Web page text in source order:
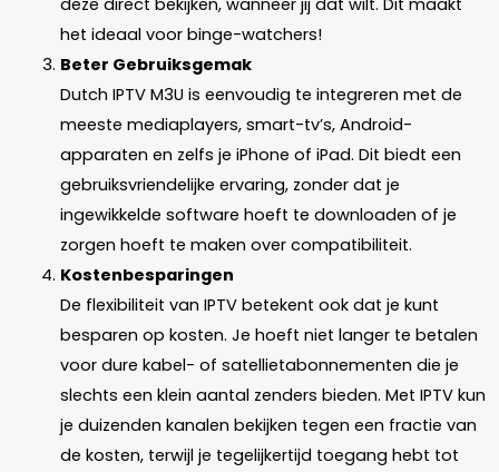
deze direct bekijken, wanneer jij dat wilt. Dit maakt
het ideaal voor binge-watchers!
Beter Gebruiksgemak
Dutch IPTV M3U is eenvoudig te integreren met de
meeste mediaplayers, smart-tv’s, Android-
apparaten en zelfs je iPhone of iPad. Dit biedt een
gebruiksvriendelijke ervaring, zonder dat je
ingewikkelde software hoeft te downloaden of je
zorgen hoeft te maken over compatibiliteit.
Kostenbesparingen
De flexibiliteit van IPTV betekent ook dat je kunt
besparen op kosten. Je hoeft niet langer te betalen
voor dure kabel- of satellietabonnementen die je
slechts een klein aantal zenders bieden. Met IPTV kun
je duizenden kanalen bekijken tegen een fractie van
de kosten, terwijl je tegelijkertijd toegang hebt tot